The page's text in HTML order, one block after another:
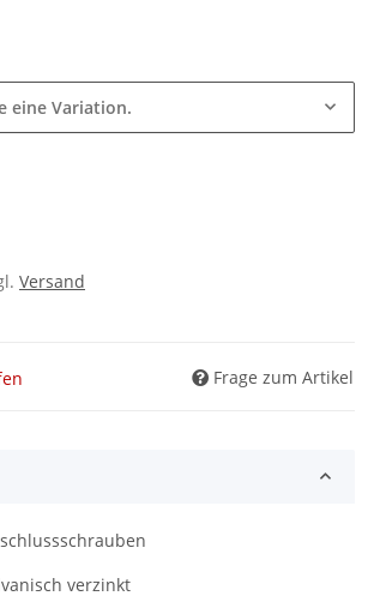
eine Variation.
Versand
Frage zum Artikel
verzinkt